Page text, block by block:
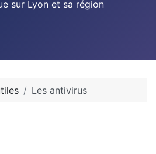
sur Lyon et sa région
Les antivirus